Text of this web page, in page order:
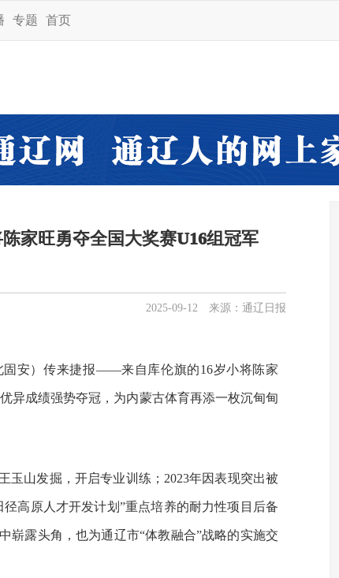
专题 首页
家旺勇夺全国大奖赛U16组冠军
2025-09-12 来源：通辽日报
固安）传来捷报——来自库伦旗的16岁小将陈家
异成绩强势夺冠，为内蒙古体育再添一枚沉甸甸
玉山发掘，开启专业训练；2023年因表现突出被
高原人才开发计划”重点培养的耐力性项目后备
崭露头角，也为通辽市“体教融合”战略的实施交